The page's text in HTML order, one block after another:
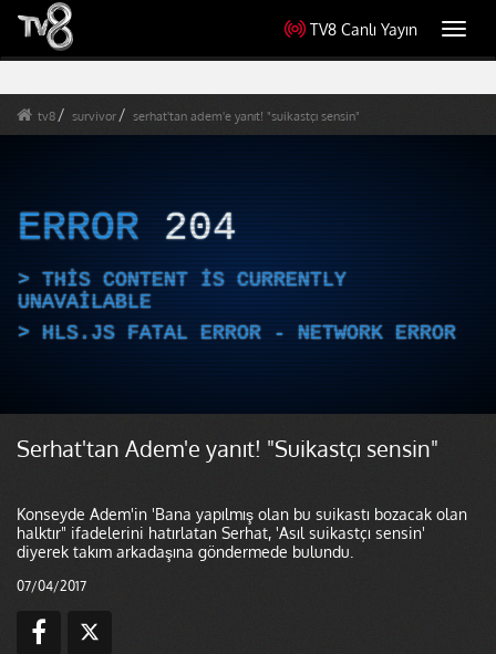
TV8 Canlı Yayın
tv8 survivor serhat'tan adem'e yanıt! "suikastçı sensin"
ERROR 204
THIS CONTENT IS CURRENTLY
UNAVAILABLE
HLS.JS FATAL ERROR - NETWORK ERROR
Serhat'tan Adem'e yanıt! "Suikastçı sensin"
Konseyde Adem'in 'Bana yapılmış olan bu suikastı bozacak olan
halktır" ifadelerini hatırlatan Serhat, 'Asıl suikastçı sensin'
diyerek takım arkadaşına göndermede bulundu.
07/04/2017